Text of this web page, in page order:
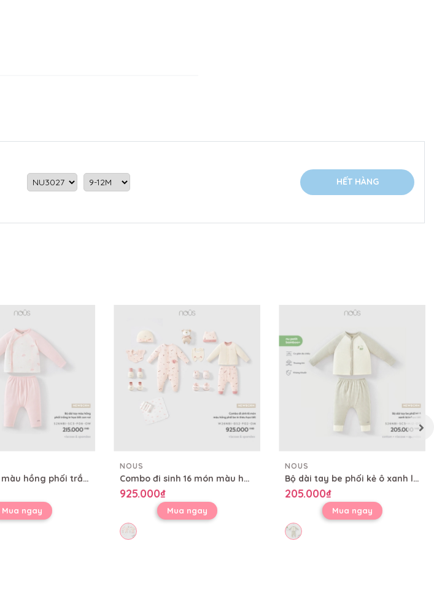
HẾT HÀNG
Bộ dài tay màu hồng phối trắng in họa tiết con voi
Mua ngay
NOUS
Combo đi sinh 16 món màu hồng phối be in thêu họa tiết
925.000₫
Mua ngay
NOUS
Bộ dài tay be phối kẻ ô xanh lá in họa tiết
205.000₫
Mua ngay